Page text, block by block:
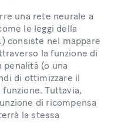
una rete neurale a
le leggi della
consiste nel mappare
la funzione di
(o una
di ottimizzare il
Tuttavia,
di ricompensa
la stessa